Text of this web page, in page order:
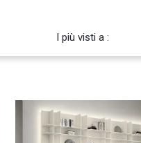
I più visti a :